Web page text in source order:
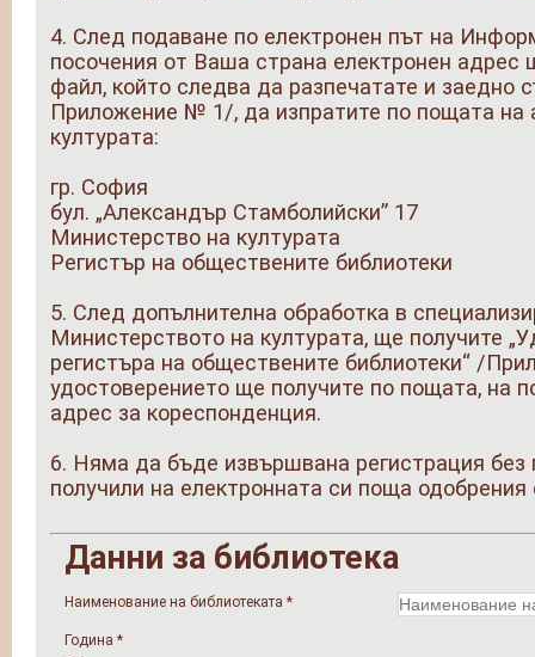
4. След подаване по електронен път на
посочения от Ваша страна електронен адрес
файл, който следва да разпечатате и заедно
Приложение № 1/, да изпратите по пощата на
културата:
гр. София
бул. „Александър Стамболийски” 17
Министерство на културата
Регистър на обществените библиотеки
5. След допълнителна обработка в
Министерството на културата, ще получите
регистъра на обществените библиотеки“ /
удостоверението ще получите по пощата, на
адрес за кореспонденция.
6. Няма да бъде извършвана регистрация без
получили на електронната си поща
Данни за библиотека
Наименование на библиотеката *
Година *